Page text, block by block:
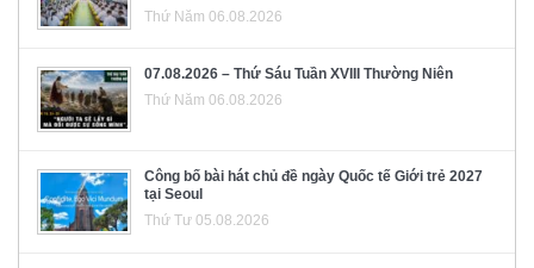
Thứ Năm 06.08.2026
07.08.2026 – Thứ Sáu Tuần XVIII Thường Niên
Thứ Năm 06.08.2026
Công bố bài hát chủ đề ngày Quốc tế Giới trẻ 2027
tại Seoul
Thứ Tư 05.08.2026